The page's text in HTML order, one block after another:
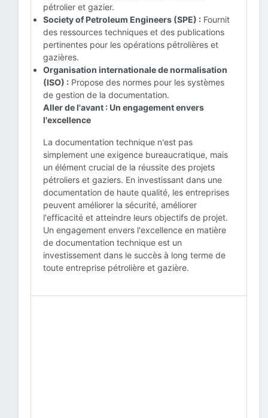
pétrolier et gazier.
Society of Petroleum Engineers (SPE) : Fournit
des ressources techniques et des publications
pertinentes pour les opérations pétrolières et
gazières.
Organisation internationale de normalisation
(ISO) : Propose des normes pour les systèmes
de gestion de la documentation.
Aller de l'avant : Un engagement envers
l'excellence
La documentation technique n'est pas
simplement une exigence bureaucratique, mais
un élément crucial de la réussite des projets
pétroliers et gaziers. En investissant dans une
documentation de haute qualité, les entreprises
peuvent améliorer la sécurité, améliorer
l'efficacité et atteindre leurs objectifs de projet.
Un engagement envers l'excellence en matière
de documentation technique est un
investissement dans le succès à long terme de
toute entreprise pétrolière et gazière.